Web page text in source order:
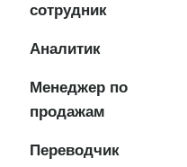
сотрудник
Аналитик
Менеджер по
продажам
Переводчик